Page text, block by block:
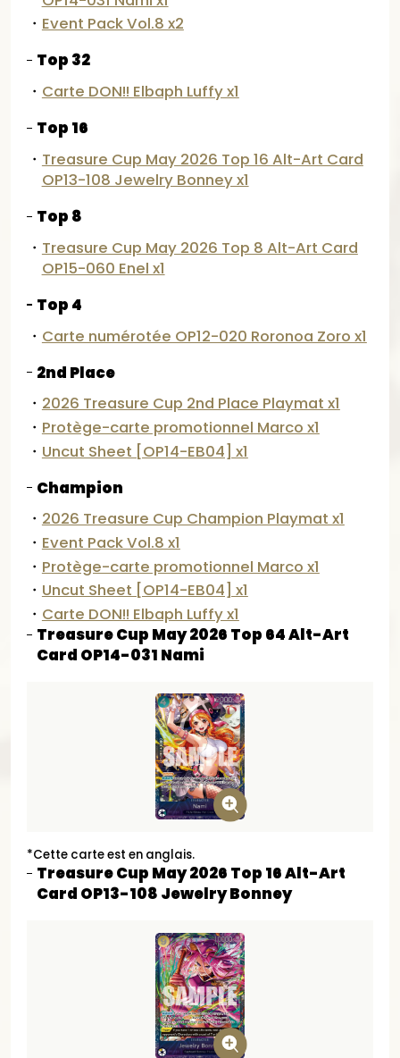
・ Event Pack Vol.8 x2
Top 32
・ Carte DON!! Elbaph Luffy x1
Top 16
・ Treasure Cup May 2026 Top 16 Alt-Art Card
OP13-108 Jewelry Bonney x1
Top 8
・ Treasure Cup May 2026 Top 8 Alt-Art Card
OP15-060 Enel x1
Top 4
・ Carte numérotée OP12-020 Roronoa Zoro x1
2nd Place
・ 2026 Treasure Cup 2nd Place Playmat x1
・ Protège-carte promotionnel Marco x1
・ Uncut Sheet [OP14-EB04] x1
Champion
・ 2026 Treasure Cup Champion Playmat x1
・ Event Pack Vol.8 x1
・ Protège-carte promotionnel Marco x1
・ Uncut Sheet [OP14-EB04] x1
・ Carte DON!! Elbaph Luffy x1
Treasure Cup May 2026 Top 64 Alt-Art
Card OP14-031 Nami
*Cette carte est en anglais.
Treasure Cup May 2026 Top 16 Alt-Art
Card OP13-108 Jewelry Bonney